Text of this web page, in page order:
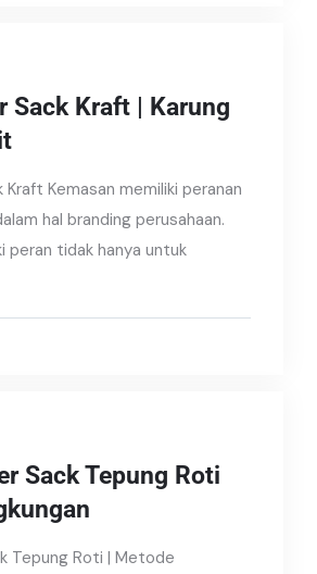
Sack Kraft | Karung
Kraft Kemasan memiliki peranan
hal branding perusahaan.
peran tidak hanya untuk
Sack Tepung Roti
Tepung Roti | Metode